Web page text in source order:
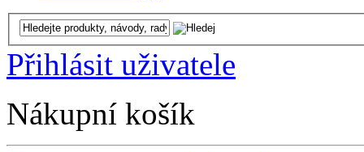
Přihlásit uživatele
Nákupní košík